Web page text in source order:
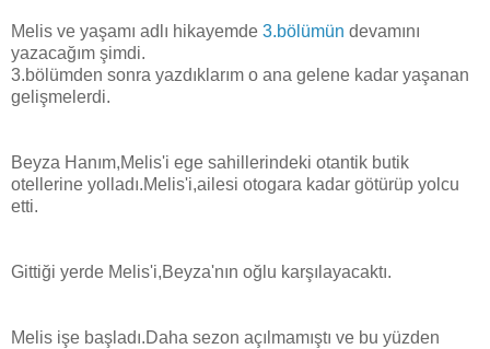
Melis ve yaşamı adlı hikayemde 3.bölümün devamını
yazacağım şimdi.
3.bölümden sonra yazdıklarım o ana gelene kadar yaşanan
gelişmelerdi.
Beyza Hanım,Melis'i ege sahillerindeki otantik butik
otellerine yolladı.Melis'i,ailesi otogara kadar götürüp yolcu
etti.
Gittiği yerde Melis'i,Beyza'nın oğlu karşılayacaktı.
Melis işe başladı.Daha sezon açılmamıştı ve bu yüzden